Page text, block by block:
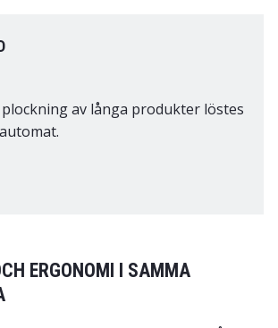
av långa produkter löstes
ERGONOMI I SAMMA